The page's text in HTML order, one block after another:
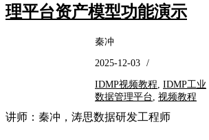
理平台资产模型功能演示
秦冲
2025-12-03 /
IDMP视频教程, IDMP工业
数据管理平台, 视频教程
讲师：秦冲，涛思数据研发工程师